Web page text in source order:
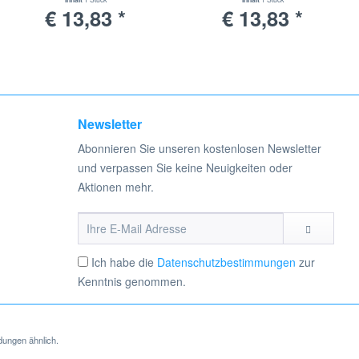
um Staub, Schmutz und andere Partikel sicher
Diese Staubsaugerbeutel überzeugen durch ihre hohe
GS, AS Ventaro PSM 1400 geeignet sind, eignen sich
Weise wird bei jedem Staubsaugvorgang vermieden, dass
an, die zu Ihrem STARMIX Serie HS, GS, AS
38mm Durchmesser
€ 13,83 *
38mm Durchmesser
€ 13,83 *
Newsletter
Abonnieren Sie unseren kostenlosen Newsletter
und verpassen Sie keine Neuigkeiten oder
Aktionen mehr.
Ich habe die Datenschutzbestimmungen zur
Kenntnis genommen.
ähnlich.